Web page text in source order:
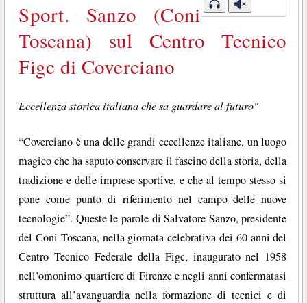
Sport. Sanzo (Coni
Toscana) sul Centro Tecnico
Figc di Coverciano
Eccellenza storica italiana che sa guardare al futuro"
“Coverciano è una delle grandi eccellenze italiane, un luogo
magico che ha saputo conservare il fascino della storia, della
tradizione e delle imprese sportive, e che al tempo stesso si
pone come punto di riferimento nel campo delle nuove
tecnologie”. Queste le parole di Salvatore Sanzo, presidente
del Coni Toscana, nella giornata celebrativa dei 60 anni del
Centro Tecnico Federale della Figc, inaugurato nel 1958
nell’omonimo quartiere di Firenze e negli anni confermatasi
struttura all’avanguardia nella formazione di tecnici e di